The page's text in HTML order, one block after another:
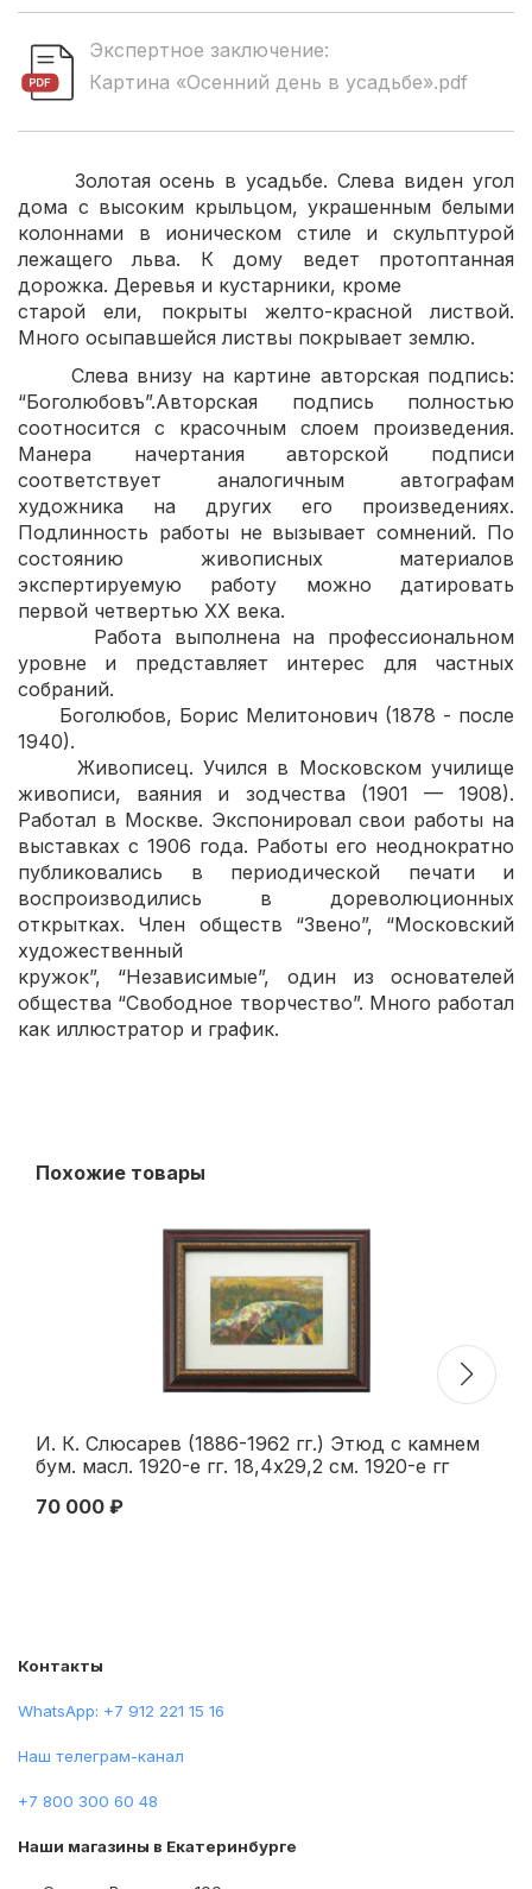
Экспертное заключение:
Картина «Осенний день в усадьбе».pdf
Золотая осень в усадьбе. Слева виден угол
дома с высоким крыльцом, украшенным белыми
колоннами в ионическом стиле и скульптурой
лежащего льва. К дому ведет протоптанная
дорожка. Деревья и кустарники, кроме
старой ели, покрыты желто-красной листвой.
Много осыпавшейся листвы покрывает землю.
Слева внизу на картине авторская подпись:
“Боголюбовъ”.Авторская подпись полностью
соотносится с красочным слоем произведения.
Манера начертания авторской подписи
соответствует аналогичным автографам
художника на других его произведениях.
Подлинность работы не вызывает сомнений. По
состоянию живописных материалов
экспертируемую работу можно датировать
первой четвертью XX века.
Работа выполнена на профессиональном
уровне и представляет интерес для частных
собраний.
Боголюбов, Борис Мелитонович (1878 - после
1940).
Живописец. Учился в Московском училище
живописи, ваяния и зодчества (1901 — 1908).
Работал в Москве. Экспонировал свои работы на
выставках с 1906 года. Работы его неоднократно
публиковались в периодической печати и
воспроизводились в дореволюционных
открытках. Член обществ “Звено”, “Московский
художественный
кружок”, “Независимые”, один из основателей
общества “Свободное творчество”. Много работал
как иллюстратор и график.
Похожие товары
И. К. Слюсарев (1886-1962 гг.) Этюд с камнем
бум. масл. 1920-е гг. 18,4x29,2 см. 1920-е гг
70 000 ₽
Контакты
WhatsApp: +7 912 221 15 16
Наш телеграм-канал
+7 800 300 60 48
Наши магазины в Екатеринбурге